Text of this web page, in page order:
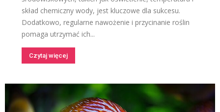
skład chemiczny wody, jest kluczowe dla sukcesu.
Dodatkowo, regularne nawożenie i przycinanie roślin
pomaga utrzymać ich...
Czytaj więcej